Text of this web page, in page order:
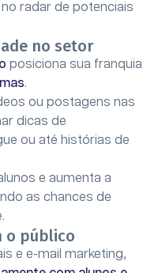
radar de potenciais
no setor
posiciona sua franquia
.
ou postagens nas
dicas de
ou até histórias de
e aumenta a
as chances de
o público
e e-mail marketing,